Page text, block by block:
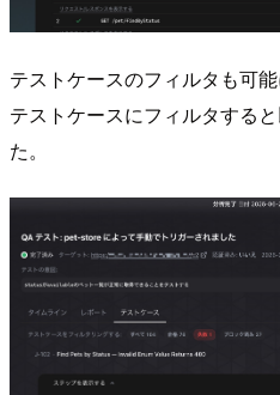
テストケースのフィルタも可
テストケースにフィルタする
た。